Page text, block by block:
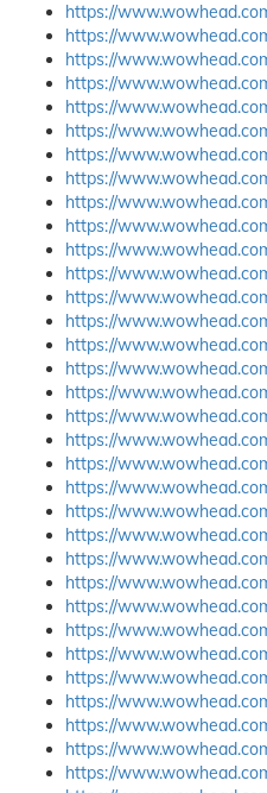
https://
https://
https://
https://
https://
https://
https://
https://
https://
https://
https://
https://
https://
https://
https://
https://
https://
https://
https://
https://
https://
https://
https://
https://
https://
https://
https://
https://
https://
https://
https://
https://
https://